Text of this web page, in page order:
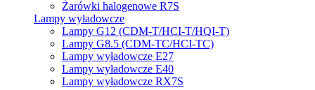
Żarówki halogenowe R7S
Lampy wyładowcze
Lampy G12 (CDM-T/HCI-T/HQI-T)
Lampy G8.5 (CDM-TC/HCI-TC)
Lampy wyładowcze E27
Lampy wyładowcze E40
Lampy wyładowcze RX7S